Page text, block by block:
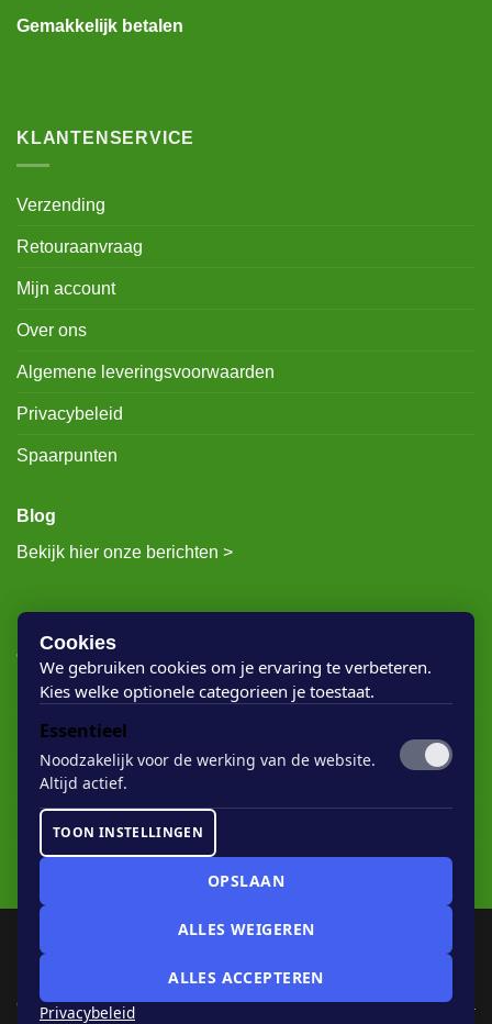
Gemakkelijk betalen
KLANTENSERVICE
Verzending
Retouraanvraag
Mijn account
Over ons
Algemene leveringsvoorwaarden
Privacybeleid
Spaarpunten
Blog
Bekijk hier onze berichten >
Rigostep Skylt
Rubio Monocoat Oil Plus 2c
Houten vloer lak
Floorservice Onderhoudsolie
Rubio Monocoat Soap
Copyright 2026 ©Houtvanuwvloer|Sitemap| Website:Landstra
Cookies
We gebruiken cookies om je ervaring te verbeteren.
Kies welke optionele categorieen je toestaat.
Essentieel
Noodzakelijk voor de werking van de website.
Altijd actief.
TOON INSTELLINGEN
OPSLAAN
ALLES WEIGEREN
ALLES ACCEPTEREN
Privacybeleid